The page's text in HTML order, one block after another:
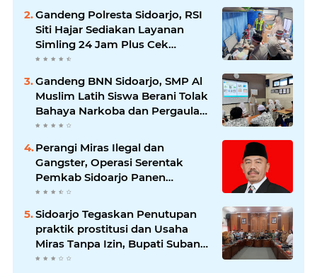
Gandeng Polresta Sidoarjo, RSI
Siti Hajar Sediakan Layanan
Simling 24 Jam Plus Cek
Kesehatan Gratis.
Gandeng BNN Sidoarjo, SMP Al
Muslim Latih Siswa Berani Tolak
Bahaya Narkoba dan Pergaulan
Bebas.
Perangi Miras Ilegal dan
Gangster, Operasi Serentak
Pemkab Sidoarjo Panen
Apresiasi
Sidoarjo Tegaskan Penutupan
praktik prostitusi dan Usaha
Miras Tanpa Izin, Bupati Subandi
dan Forkopimda Siap Turun ke